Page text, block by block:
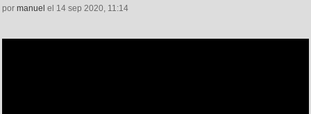
por manuel el 14 sep 2020, 11:14